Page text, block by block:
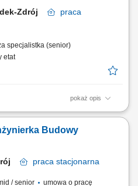
Zdrój
praca
specjalistka (senior)
etat
pokaż opis
pracy zespołu
drogowej,‎ przygotowywanie
częściowych, końcowych,
Budowy
praca stacjonarna
/ senior umowa o pracę